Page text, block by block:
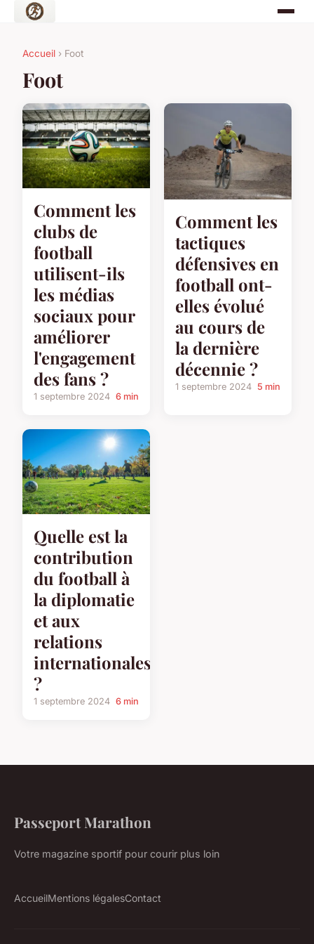
Accueil › Foot
Foot
Comment les
clubs de
football
utilisent-ils
les médias
sociaux pour
améliorer
l'engagement
des fans ?
1 septembre 2024 6 min
Comment les
tactiques
défensives en
football ont-
elles évolué
au cours de
la dernière
décennie ?
1 septembre 2024 5 min
Quelle est la
contribution
du football à
la diplomatie
et aux
relations
internationales
?
1 septembre 2024 6 min
Passeport Marathon
Votre magazine sportif pour courir plus loin
AccueilMentions légalesContact